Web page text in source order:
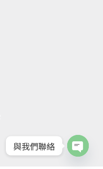
與我們聯絡